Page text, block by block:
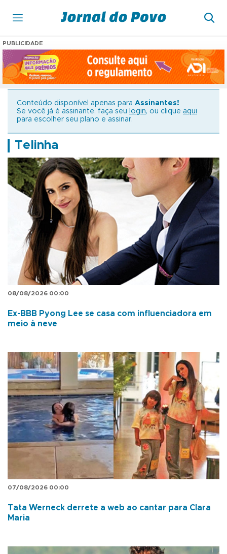
PUBLICIDADE
Conteúdo disponível apenas para Assinantes!
Se você já é assinante, faça seu
login, ou clique aqui
para escolher seu plano e assinar.
Telinha
08/08/2026 00:00
Ex-BBB Pyong Lee se casa com influenciadora em
meio à neve
07/08/2026 00:00
Tata Werneck derrete a web ao cantar para Clara
Maria